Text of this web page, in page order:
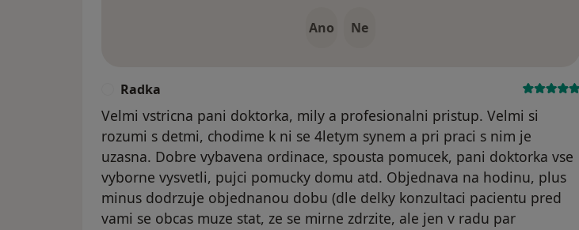
Ano Ne
Radka
Velmi vstricna pani doktorka, mily a profesionalni pristup. Velmi si
rozumi s detmi, chodime k ni se 4letym synem a pri praci s nim je
uzasna. Dobre vybavena ordinace, spousta pomucek, pani doktorka vse
vyborne vysvetli, pujci pomucky domu atd. Objednava na hodinu, plus
minus dodrzuje objednanou dobu (dle delky konzultaci pacientu pred
vami se obcas muze stat, ze se mirne zdrzite, ale jen v radu par